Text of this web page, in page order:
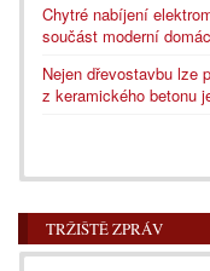
Chytré nabíjení
součást moderní
Nejen dřevostavbu lze
z keramického betonu
TRŽIŠTĚ ZPRÁV